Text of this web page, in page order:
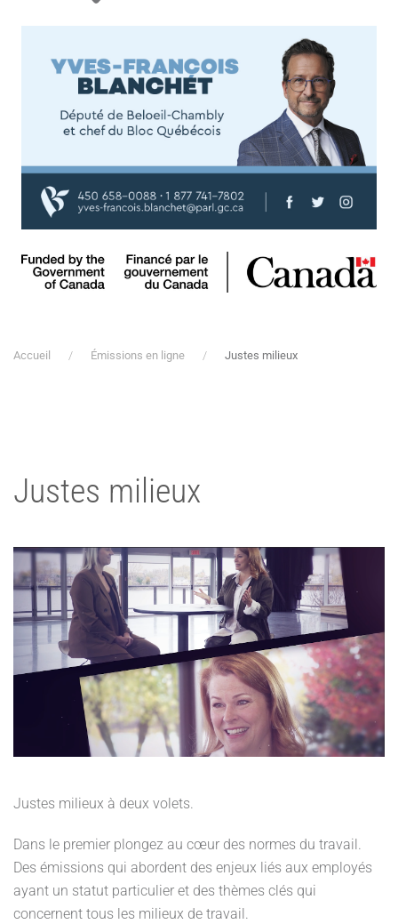
Accueil Émissions en ligne Justes milieux
Justes milieux
Justes milieux à deux volets.
Dans le premier plongez au cœur des normes du travail.
Des émissions qui abordent des enjeux liés aux employés
ayant un statut particulier et des thèmes clés qui
concernent tous les milieux de travail.